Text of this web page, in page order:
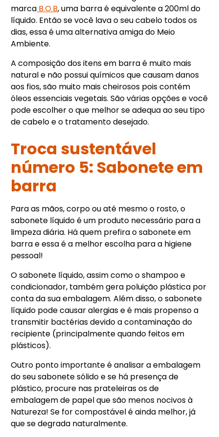
marca B.O.B, uma barra é equivalente a 200ml do
líquido. Então se você lava o seu cabelo todos os
dias, essa é uma alternativa amiga do Meio
Ambiente.
A composição dos itens em barra é muito mais
natural e não possui químicos que causam danos
aos fios, são muito mais cheirosos pois contém
óleos essenciais vegetais. São várias opções e você
pode escolher o que melhor se adequa ao seu tipo
de cabelo e o tratamento desejado.
Troca sustentável
número 5: Sabonete em
barra
Para as mãos, corpo ou até mesmo o rosto, o
sabonete líquido é um produto necessário para a
limpeza diária. Há quem prefira o sabonete em
barra e essa é a melhor escolha para a higiene
pessoal!
O sabonete líquido, assim como o shampoo e
condicionador, também gera poluição plástica por
conta da sua embalagem. Além disso, o sabonete
líquido pode causar alergias e é mais propenso a
transmitir bactérias devido a contaminação do
recipiente (principalmente quando feitos em
plásticos).
Outro ponto importante é analisar a embalagem
do seu sabonete sólido e se há presença de
plástico, procure nas prateleiras os de
embalagem de papel que são menos nocivos à
Natureza! Se for compostável é ainda melhor, já
que se degrada naturalmente.